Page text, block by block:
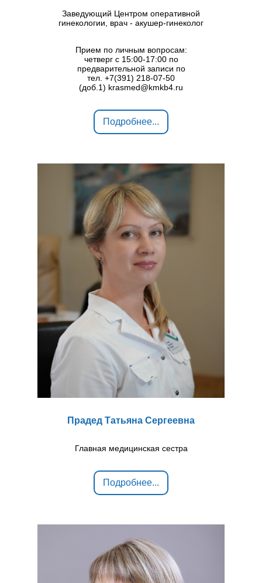
Заведующий Центром оперативной
гинекологии, врач - акушер-гинеколог
Прием по личным вопросам:
четверг с 15:00-17:00 по
предварительной записи по
тел. +7(391) 218-07-50
(доб.1) krasmed@kmkb4.ru
Подробнее...
Прадед Татьяна Сергеевна
Главная медицинская сестра
Подробнее...